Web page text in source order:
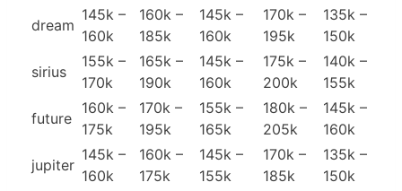
dream
145k –
160k
160k –
185k
145k –
160k
170k –
195k
135k –
150k
sirius
155k –
170k
165k –
190k
145k –
160k
175k –
200k
140k –
155k
future
160k –
175k
170k –
195k
155k –
165k
180k –
205k
145k –
160k
jupiter
145k –
160k
160k –
175k
145k –
155k
170k –
185k
135k –
150k